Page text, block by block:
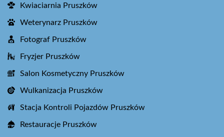
Kwiaciarnia Pruszków
Weterynarz Pruszków
Fotograf Pruszków
Fryzjer Pruszków
Salon Kosmetyczny Pruszków
Wulkanizacja Pruszków
Stacja Kontroli Pojazdów Pruszków
Restauracje Pruszków